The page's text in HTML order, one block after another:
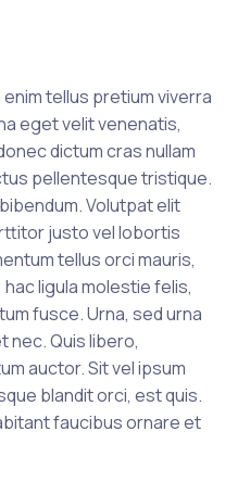
tellus pretium viverra
eget velit venenatis,
dictum cras nullam
pellentesque tristique.
Volutpat elit
justo vel lobortis
tellus orci mauris,
ligula molestie felis,
fusce. Urna, sed urna
nec. Quis libero,
auctor. Sit vel ipsum
blandit orci, est quis.
faucibus ornare et